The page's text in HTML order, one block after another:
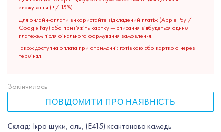
зважування (+/-15%).
Для онлайн-оплати використайте відкладений платіж (Apple Pay /
Google Pay) або прив’яжіть картку — списання відбудеться одним
платежем після фінального формування замовлення.
Також доступна оплата при отриманні: готівкою або карткою через
термінал.
Склад: Ікра щуки, сіль, (Е415) ксантанова камедь
Закінчилось
ПОВІДОМИТИ ПРО НАЯВНІСТЬ